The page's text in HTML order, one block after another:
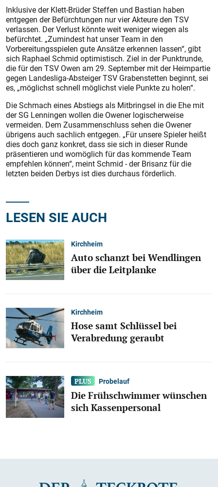
Inklusive der Klett-Brüder Steffen und Bastian haben
entgegen der Befürchtungen nur vier Akteure den TSV
verlassen. Der Verlust könnte weit weniger wiegen als
befürchtet. „Zumindest hat unser Team in den
Vorbereitungsspielen gute Ansätze erkennen lassen“, gibt
sich Raphael Schmid optimistisch. Ziel in der Punktrunde,
die für den TSV Owen am 29. September mit der Heimpartie
gegen Landesliga-Absteiger TSV Grabenstetten beginnt, sei
es, „möglichst schnell möglichst viele Punkte zu holen“.
Die Schmach eines Abstiegs als Mitbringsel in die Ehe mit
der SG Lenningen wollen die Owener logischerweise
vermeiden. Dem Zusammenschluss sehen die Owener
übrigens auch sachlich entgegen. „Für unsere Spieler heißt
dies doch ganz konkret, dass sie sich in dieser Runde
präsentieren und womöglich für das kommende Team
empfehlen können“, meint Schmid - der Brisanz für die
letzten beiden Derbys ist dies durchaus förderlich.
LESEN SIE AUCH
Kirchheim
Auto schanzt bei Wendlingen
über die Leitplanke
Kirchheim
Hose samt Schlüssel bei
Verabredung geraubt
Probelauf
Die Frühschwimmer wünschen
sich Kassenpersonal